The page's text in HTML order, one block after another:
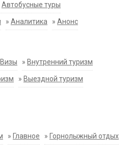
Автобусные туры
» Аналитика » Анонс
Визы » Внутренний туризм
» Выездной туризм
» Главное » Горнолыжный отдых